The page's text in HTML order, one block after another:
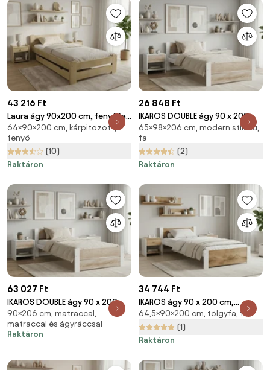
43 216 Ft
Laura ágy 90x200 cm, fenyőfa
Ágyrács: Lamellás ágyrács,
Matrac: Matrac nélkül
64×90×200 cm, kárpitozott,
fenyő
(10)
Raktáron
26 848 Ft
IKAROS DOUBLE ágy 90 x 200
cm, fehér/sonoma tölgy
Ágyrács: Ágyrács nélkül,
Matrac: Matrac nélkül
65×98×206 cm, modern stílusú,
fa
(2)
Raktáron
63 027 Ft
IKAROS DOUBLE ágy 90 x 200
cm, fehér/sonoma tölgy
Ágyrács: Lamellás ágyrács,
Matrac: Deluxe 10 cm matrac
90×206 cm, matraccal,
matraccal és ágyráccsal
Raktáron
34 744 Ft
IKAROS ágy 90 x 200 cm,
artisan tölgy/fehér Ágyrács:
Léces ágyrács, Matrac: Matrac
nélkül
64,5×90×200 cm, tölgyfa, fa
(1)
Raktáron